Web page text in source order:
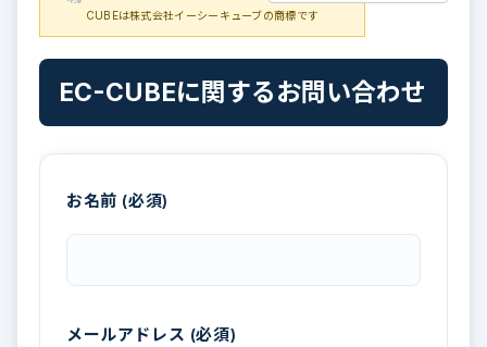
CUBEは株式会社イーシーキューブの商標です
EC-CUBEに関するお問い合わせ
お名前 (必須)
メールアドレス (必須)